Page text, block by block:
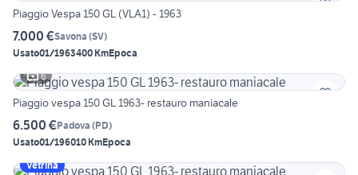
Piaggio Vespa 150 GL (VLA1) - 1963
7.000 €Savona (SV)
Usato01/1963400 KmEpoca
6
Piaggio vespa 150 GL 1963- restauro maniacale
6.500 €Padova (PD)
Usato01/196010 KmEpoca
Vetrina